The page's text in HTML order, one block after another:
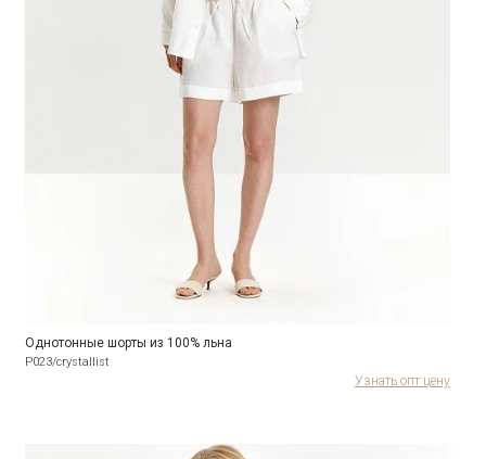
Однотонные шорты из 100% льна
P023/crystallist
Узнать опт цену